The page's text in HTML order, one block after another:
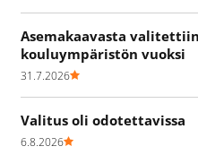
Asemakaavasta
kouluympäristön vuoksi
31.7.2026
Valitus oli odotettavissa
6.8.2026